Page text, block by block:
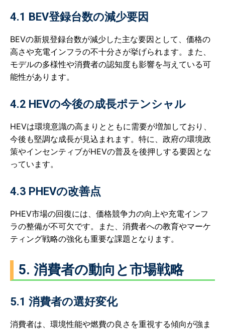
4.1 BEV登録台数の減少要因
BEVの新規登録台数が減少した主な要因として、価格の
高さや充電インフラの不十分さが挙げられます。また、
モデルの多様性や消費者の認知度も影響を与えている可
能性があります。
4.2 HEVの今後の成長ポテンシャル
HEVは環境意識の高まりとともに需要が増加しており、
今後も堅調な成長が見込まれます。特に、政府の環境政
策やインセンティブがHEVの普及を後押しする要因とな
っています。
4.3 PHEVの改善点
PHEV市場の回復には、価格競争力の向上や充電インフ
ラの整備が不可欠です。また、消費者への教育やマーケ
ティング戦略の強化も重要な課題となります。
5. 消費者の動向と市場戦略
5.1 消費者の選好変化
消費者は、環境性能や燃費の良さを重視する傾向が強ま